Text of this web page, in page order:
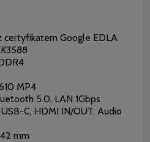
certyfikatem Google EDLA
MP4
5.0, LAN 1Gbps
C, HDMI IN/OUT, Audio
mm